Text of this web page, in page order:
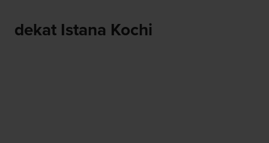
dekat Istana Kochi